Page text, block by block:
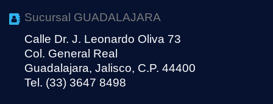
Sucursal GUADALAJARA
Calle Dr. J. Leonardo Oliva 73
Col. General Real
Guadalajara, Jalisco, C.P. 44400
Tel. (33) 3647 8498